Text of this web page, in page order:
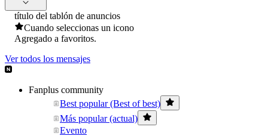
título del tablón de anuncios
Cuando seleccionas un icono
Agregado a favoritos.
Ver todos los mensajes
Fanplus community
Best popular (Best of best)
Más popular (actual)
Evento